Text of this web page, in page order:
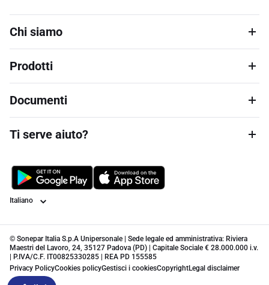
Chi siamo
Prodotti
Documenti
Ti serve aiuto?
Lingua
© Sonepar Italia S.p.A Unipersonale | Sede legale ed amministrativa: Riviera
Maestri del Lavoro, 24, 35127 Padova (PD) | Capitale Sociale € 28.000.000 i.v.
| P.IVA/C.F. IT00825330285 | REA PD 155585
Privacy PolicyCookies policyGestisci i cookiesCopyrightLegal disclaimer